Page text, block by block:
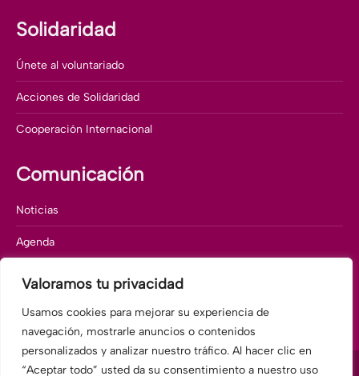
Valoramos tu privacidad
Usamos cookies para mejorar su experiencia de
navegación, mostrarle anuncios o contenidos
personalizados y analizar nuestro tráfico. Al hacer clic en
“Aceptar todo” usted da su consentimiento a nuestro uso
Solidaridad
Únete al voluntariado
Acciones de Solidaridad
Cooperación Internacional
Comunicación
Noticias
Agenda
Memorias corporativas
Departamento de comunicación